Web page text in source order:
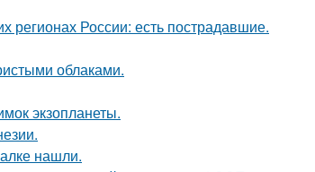
регионах России: есть пострадавшие.
облаками.
экзопланеты.
нашли.